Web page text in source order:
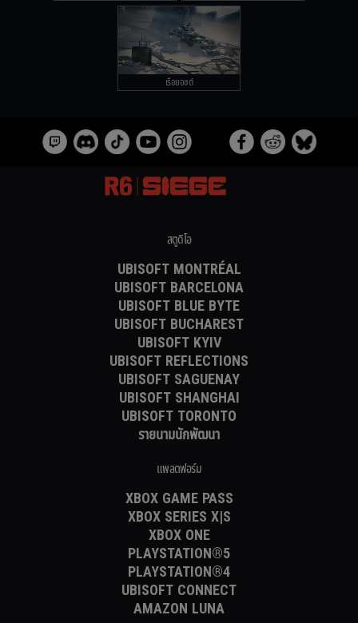
เรือยอชต์
สตูดิโอ
UBISOFT MONTRÉAL
UBISOFT BARCELONA
UBISOFT BLUE BYTE
UBISOFT BUCHAREST
UBISOFT KYIV
UBISOFT REFLECTIONS
UBISOFT SAGUENAY
UBISOFT SHANGHAI
UBISOFT TORONTO
รายนามนักพัฒนา
แพลตฟอร์ม
XBOX GAME PASS
XBOX SERIES X|S
XBOX ONE
PLAYSTATION®5
PLAYSTATION®4
UBISOFT CONNECT
AMAZON LUNA